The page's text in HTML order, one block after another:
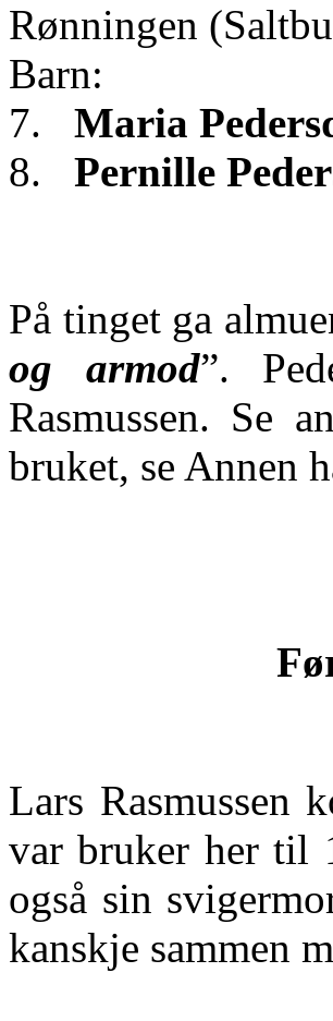
Rønningen
Barn:
7.
Maria
8.
Pernille
På tinget ga
og armod”.
Rasmussen. Se
bruket, se Annen
Lars Rasmussen
var bruker her til
også sin
kanskje sammen